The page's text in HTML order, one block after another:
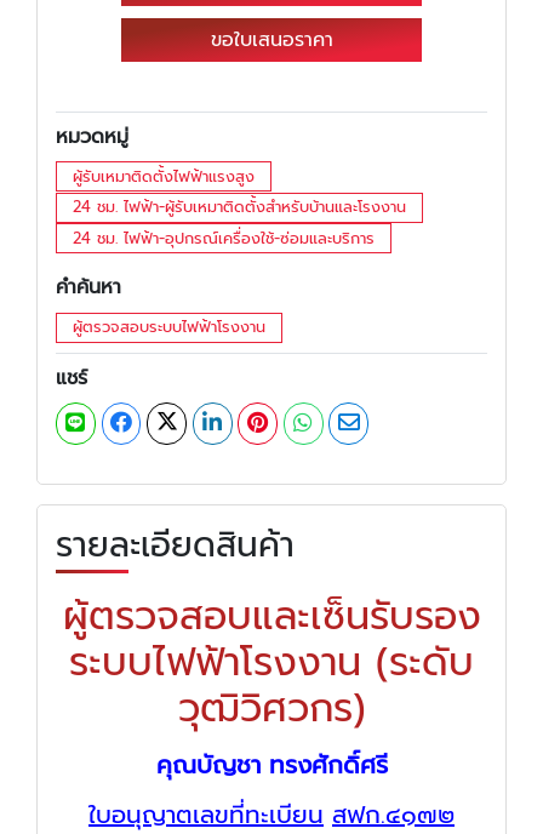
ขอใบเสนอราคา
หมวดหมู่
ผู้รับเหมาติดตั้งไฟฟ้าแรงสูง
24 ชม. ไฟฟ้า-ผู้รับเหมาติดตั้งสำหรับบ้านและโรงงาน
24 ชม. ไฟฟ้า-อุปกรณ์เครื่องใช้-ซ่อมและบริการ
คำค้นหา
ผู้ตรวจสอบระบบไฟฟ้าโรงงาน
แชร์
รายละเอียดสินค้า
ผู้ตรวจสอบและเซ็นรับรอง
ระบบไฟฟ้าโรงงาน (ระดับ
วุฒิวิศวกร)
คุณบัญชา ทรงศักดิ์ศรี
ใบอนุญาตเลขที่ทะเบียน สฟก.๔๑๗๒